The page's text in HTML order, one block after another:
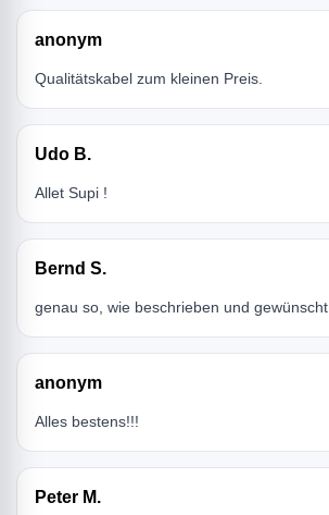
anonym
Qualitätskabel zum kleinen Preis.
Udo B.
Allet Supi !
Bernd S.
genau so, wie beschrieben und gewünscht
anonym
Alles bestens!!!
Peter M.